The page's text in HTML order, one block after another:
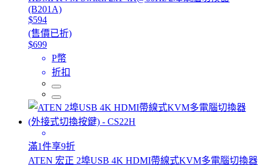
(B201A)
$594
(售價已折)
$699
P幣
折扣
滿1件享9折
ATEN 宏正 2埠USB 4K HDMI帶線式KVM多電腦切換器